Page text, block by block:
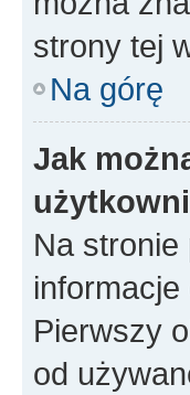
strony tej
Na górę
Jak
Na
Pierwszy
od